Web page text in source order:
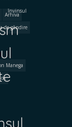
învinsul
Arhiva
de gândire
Manega